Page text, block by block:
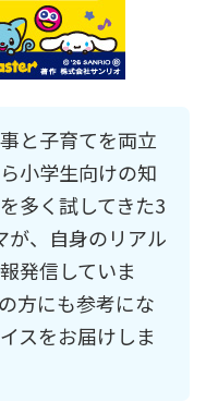
と子育てを両立
小学生向けの知
多く試してきた3
が、自身のリアル
発信していま
方にも参考にな
スをお届けしま